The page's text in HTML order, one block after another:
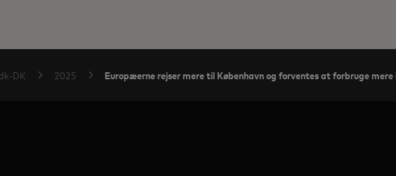
DK 2025 Europæerne rejser mere til København og forventes at forbruge